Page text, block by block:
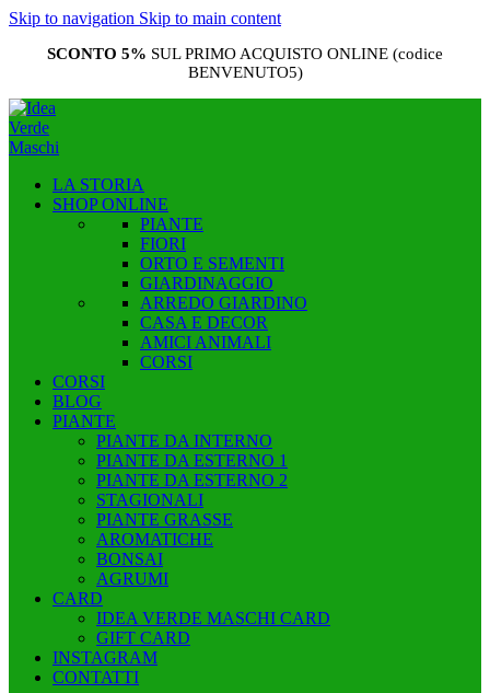
Skip to navigation Skip to main content
SCONTO 5% SUL PRIMO ACQUISTO ONLINE (codice
BENVENUTO5)
LA STORIA
SHOP ONLINE
PIANTE
FIORI
ORTO E SEMENTI
GIARDINAGGIO
ARREDO GIARDINO
CASA E DECOR
AMICI ANIMALI
CORSI
CORSI
BLOG
PIANTE
PIANTE DA INTERNO
PIANTE DA ESTERNO 1
PIANTE DA ESTERNO 2
STAGIONALI
PIANTE GRASSE
AROMATICHE
BONSAI
AGRUMI
CARD
IDEA VERDE MASCHI CARD
GIFT CARD
INSTAGRAM
CONTATTI